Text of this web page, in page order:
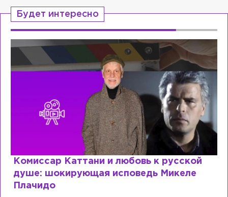
Будет интересно
Специалист с напрасным дипломом:
почему мир разочаровался в высшем
образовании?